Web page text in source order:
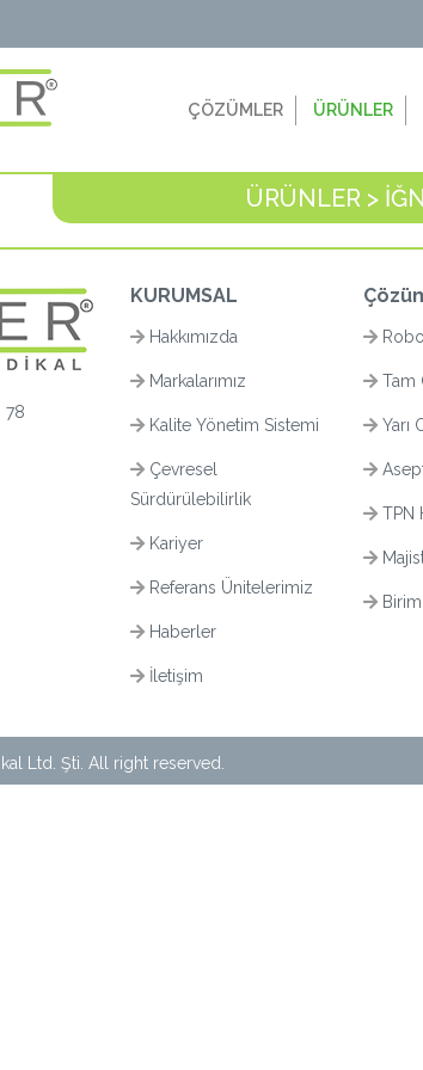
ÇÖZÜMLER ÜRÜNLER
ÜRÜNLER >
78
KURUMSAL
Hakkımızda
Markalarımız
Kalite Yönetim Sistemi
Çevresel
Sürdürülebilirlik
Kariyer
Referans Ünitelerimiz
Haberler
İletişim
Tam
Yarı
TPN
Birim
Ltd. Şti. All right reserved.